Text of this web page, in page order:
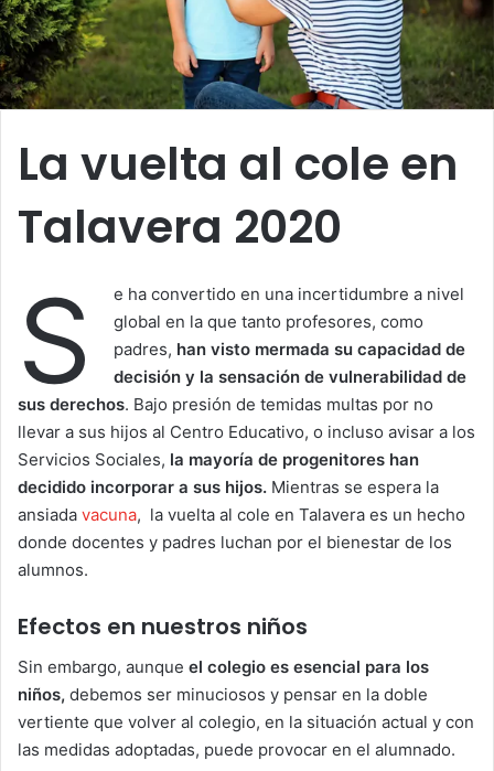
La vuelta al cole en
Talavera 2020
S
e ha convertido en una incertidumbre a nivel
global en la que tanto profesores, como
padres, han visto mermada su capacidad de
decisión y la sensación de vulnerabilidad de
sus derechos. Bajo presión de temidas multas por no
llevar a sus hijos al Centro Educativo, o incluso avisar a los
Servicios Sociales, la mayoría de progenitores han
decidido incorporar a sus hijos. Mientras se espera la
ansiada vacuna, la vuelta al cole en Talavera es un hecho
donde docentes y padres luchan por el bienestar de los
alumnos.
Efectos en nuestros niños
Sin embargo, aunque el colegio es esencial para los
niños, debemos ser minuciosos y pensar en la doble
vertiente que volver al colegio, en la situación actual y con
las medidas adoptadas, puede provocar en el alumnado.